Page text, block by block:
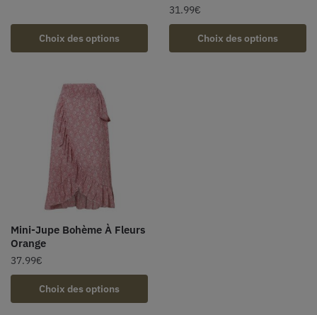
Choix des options
31.99€
Choix des options
Mini-Jupe Bohème À Fleurs
Orange
37.99€
Choix des options